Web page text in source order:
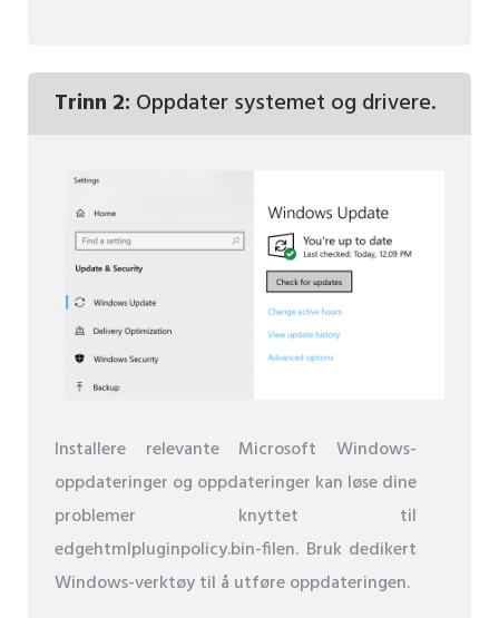
Trinn 2: Oppdater systemet og drivere.
Installere relevante Microsoft Windows-
oppdateringer og oppdateringer kan løse dine
problemer knyttet til
edgehtmlpluginpolicy.bin-filen. Bruk dedikert
Windows-verktøy til å utføre oppdateringen.